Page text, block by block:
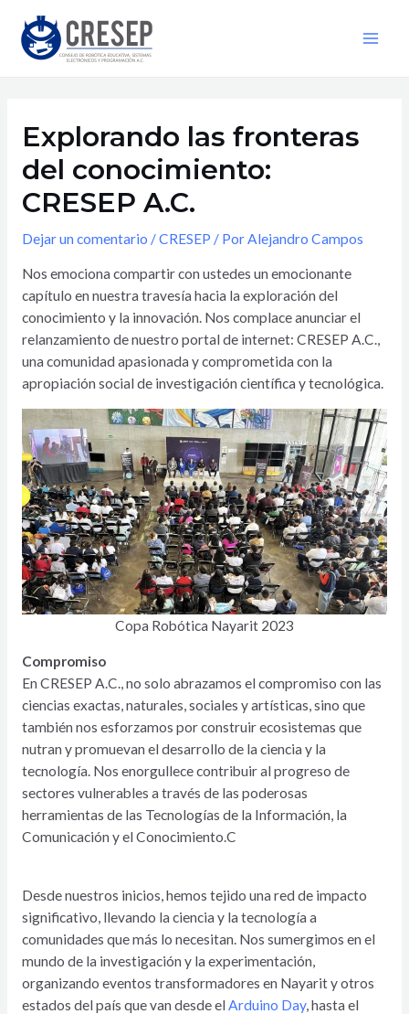
Explorando las fronteras
del conocimiento:
CRESEP A.C.
Dejar un comentario /CRESEP / Por Alejandro Campos
Nos emociona compartir con ustedes un emocionante
capítulo en nuestra travesía hacia la exploración del
conocimiento y la innovación. Nos complace anunciar el
relanzamiento de nuestro portal de internet: CRESEP A.C.,
una comunidad apasionada y comprometida con la
apropiación social de investigación científica y tecnológica.
Copa Robótica Nayarit 2023
Compromiso
En CRESEP A.C., no solo abrazamos el compromiso con las
ciencias exactas, naturales, sociales y artísticas, sino que
también nos esforzamos por construir ecosistemas que
nutran y promuevan el desarrollo de la ciencia y la
tecnología. Nos enorgullece contribuir al progreso de
sectores vulnerables a través de las poderosas
herramientas de las Tecnologías de la Información, la
Comunicación y el Conocimiento.C
Desde nuestros inicios, hemos tejido una red de impacto
significativo, llevando la ciencia y la tecnología a
comunidades que más lo necesitan. Nos sumergimos en el
mundo de la investigación y la experimentación,
organizando eventos transformadores en Nayarit y otros
estados del país que van desde el Arduino Day, hasta el